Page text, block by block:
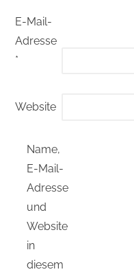
E-Mail-
Adresse
*
Website
Name,
E-Mail-
Adresse
und
Website
in
diesem